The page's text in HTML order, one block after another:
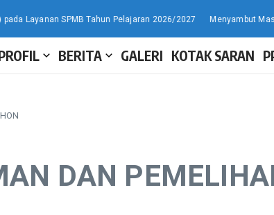
SPMB Tahun Pelajaran 2026/2027 Menyambut Masa
BERITA GALERI KOTAK SARAN
DAN